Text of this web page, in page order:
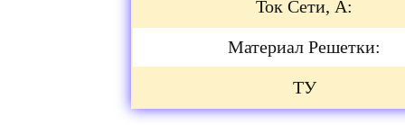
Ток Сети, А:
Материал Решетки:
ТУ